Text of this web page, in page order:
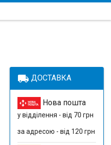
local_shipping ДОСТАВКА
Нова пошта
у відділення - від 70 грн
за адресою - від 120 грн